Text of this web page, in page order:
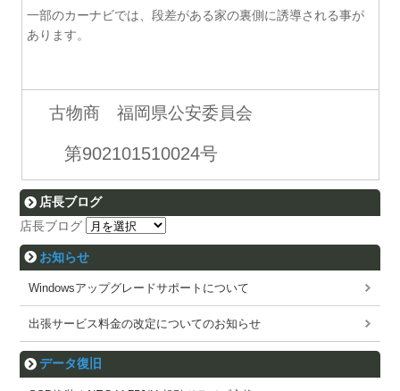
一部のカーナビでは、段差がある家の裏側に誘導される事が
あります。
古物商 福岡県公安委員会
第902101510024号
店長ブログ
店長ブログ
お知らせ
Windowsアップグレードサポートについて
出張サービス料金の改定についてのお知らせ
データ復旧